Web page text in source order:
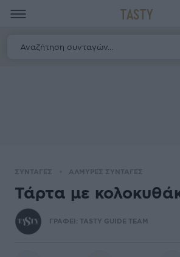
TASTY
ΣΥΝΤΑΓΕΣ ΑΛΜΥΡΕΣ ΣΥΝΤΑΓΕΣ
Τάρτα με
ΓΡΑΦΕΙ: TASTY GUIDE TEAM